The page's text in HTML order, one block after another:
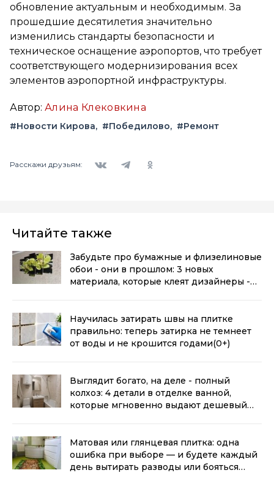
обновление актуальным и необходимым. За
прошедшие десятилетия значительно
изменились стандарты безопасности и
техническое оснащение аэропортов, что требует
соответствующего модернизирования всех
элементов аэропортной инфраструктуры.
Автор: Алина Клековкина
#Новости Кирова #Победилово #Ремонт
Расскажи друзьям:
Читайте также
Забудьте про бумажные и флизелиновые
обои - они в прошлом: 3 новых
материала, которые клеят дизайнеры -
Научилась затирать швы на плитке
правильно: теперь затирка не темнеет
от воды и не крошится годами(0+)
Выглядит богато, на деле - полный
колхоз: 4 детали в отделке ванной,
которые мгновенно выдают дешевый
Матовая или глянцевая плитка: одна
ошибка при выборе — и будете каждый
день вытирать разводы или бояться